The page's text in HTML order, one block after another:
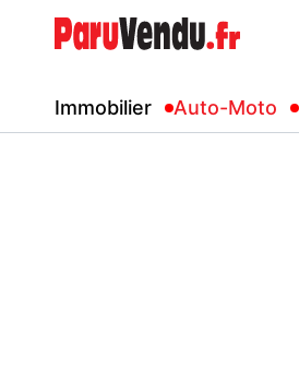
Immobilier Auto-Moto